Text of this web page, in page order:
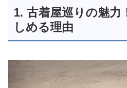
1. 古着屋巡りの魅力
しめる理由